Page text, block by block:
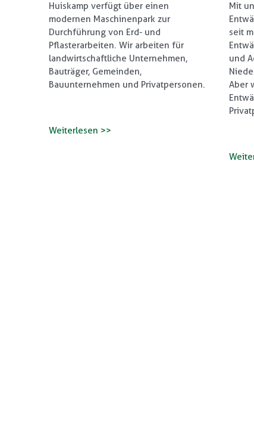
Huiskamp verfügt über einen
modernen Maschinenpark zur
Durchführung von Erd- und
Pflasterarbeiten. Wir arbeiten für
landwirtschaftliche Unternehmen,
Bauträger, Gemeinden,
Bauunternehmen und Privatpersonen.
Weiterlesen >>
Mit
seit
und
Aber